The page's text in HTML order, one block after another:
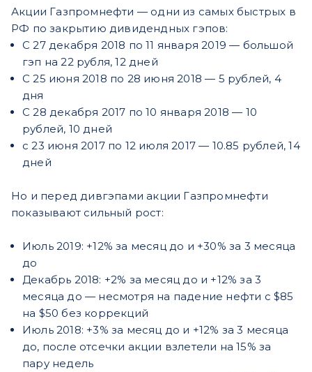
Акции Газпромнефти — одни из самых быстрых в
РФ по закрытию дивидендных гэпов:
C 27 декабря 2018 по 11 января 2019 — большой
гэп на 22 рубля, 12 дней
С 25 июня 2018 по 28 июня 2018 — 5 рублей, 4
дня
С 28 декабря 2017 по 10 января 2018 — 10
рублей, 10 дней
с 23 июня 2017 по 12 июля 2017 — 10.85 рублей, 14
дней
Но и перед дивгэпами акции Газпромнефти
показывают сильный рост:
Июль 2019: +12% за месяц до и +30% за 3 месяца
до
Декабрь 2018: +2% за месяц до и +12% за 3
месяца до — несмотря на падение нефти с $85
на $50 без коррекций
Июль 2018: +3% за месяц до и +12% за 3 месяца
до, после отсечки акции взлетели на 15% за
пару недель